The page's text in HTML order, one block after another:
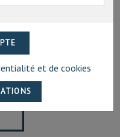
et de cookies